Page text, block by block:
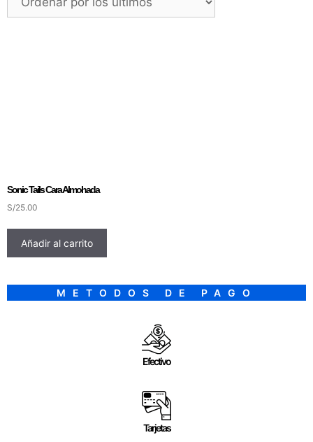
Sonic Tails Cara Almohada
S/25.00
Añadir al carrito
METODOS DE PAGO
Efectivo
Tarjetas